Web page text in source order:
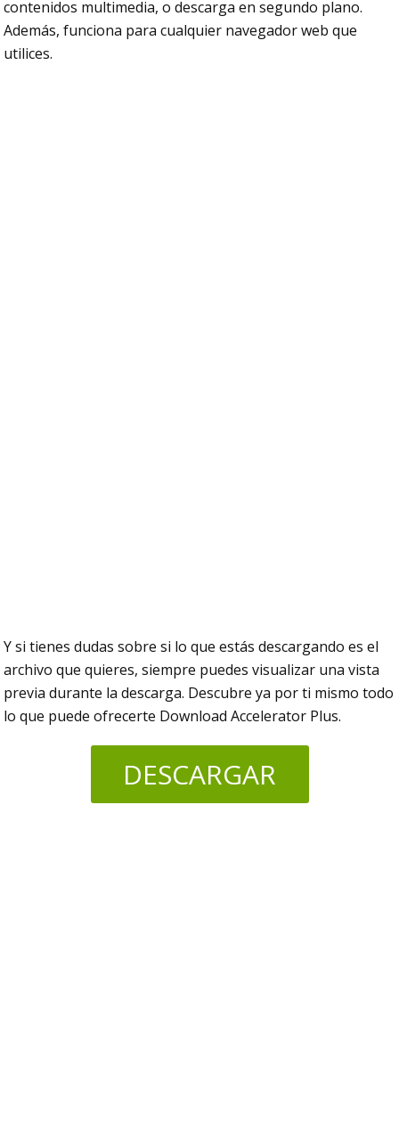
contenidos multimedia, o descarga en segundo plano.
Además, funciona para cualquier navegador web que
utilices.
Y si tienes dudas sobre si lo que estás descargando es el
archivo que quieres, siempre puedes visualizar una vista
previa durante la descarga. Descubre ya por ti mismo todo
lo que puede ofrecerte Download Accelerator Plus.
DESCARGAR